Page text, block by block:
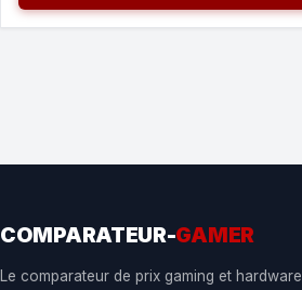
COMPARATEUR-GAMER
Le comparateur de prix gaming et hardware